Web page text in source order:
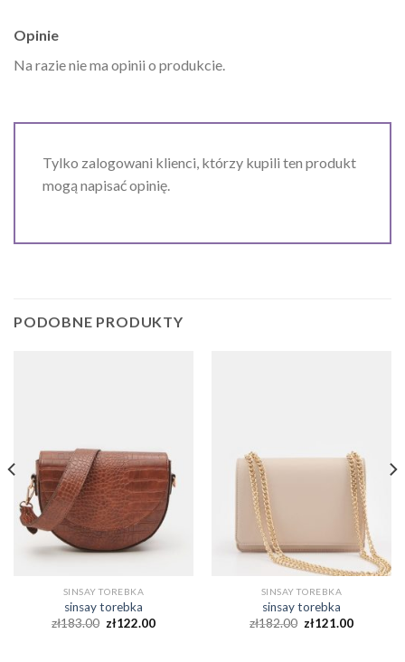
Opinie
Na razie nie ma opinii o produkcie.
Tylko zalogowani klienci, którzy kupili ten produkt
mogą napisać opinię.
PODOBNE PRODUKTY
SINSAY TOREBKA
sinsay torebka
zł183.00 zł122.00
SINSAY TOREBKA
sinsay torebka
zł182.00 zł121.00